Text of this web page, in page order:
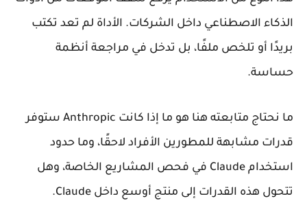
الذكاء الاصطناعي داخل الشركات. الأداة لم تعد تكتب
بريدًا أو تلخص ملفًا، بل تدخل في مراجعة أنظمة
حساسة.
ما نحتاج متابعته هنا هو ما إذا كانت Anthropic ستوفر
قدرات مشابهة للمطورين الأفراد لاحقًا، وما حدود
استخدام Claude في فحص المشاريع الخاصة، وهل
تتحول هذه القدرات إلى منتج أوسع داخل Claude.